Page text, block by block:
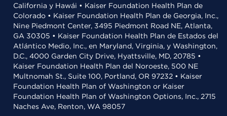
California y Hawái • Kaiser Foundation Health Plan de
Colorado • Kaiser Foundation Health Plan de Georgia, Inc.,
Nine Piedmont Center, 3495 Piedmont Road NE, Atlanta,
GA 30305 • Kaiser Foundation Health Plan de Estados del
Atlántico Medio, Inc., en Maryland, Virginia, y Washington,
D.C., 4000 Garden City Drive, Hyattsville, MD, 20785 •
Kaiser Foundation Health Plan del Noroeste, 500 NE
Multnomah St., Suite 100, Portland, OR 97232 • Kaiser
Foundation Health Plan of Washington or Kaiser
Foundation Health Plan of Washington Options, Inc., 2715
Naches Ave, Renton, WA 98057